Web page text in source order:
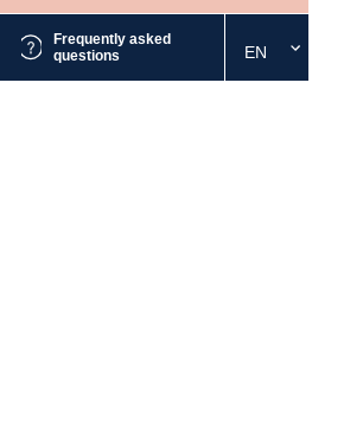
Frequently asked
questions
Select
the
EN